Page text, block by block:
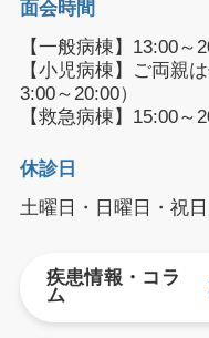
面会時間
【一般病棟】13:00～
【小児病棟】ご両親
3:00～20:00）
【救急病棟】15:00～
休診日
土曜日・日曜日・祝
疾患情報・コラ
ム